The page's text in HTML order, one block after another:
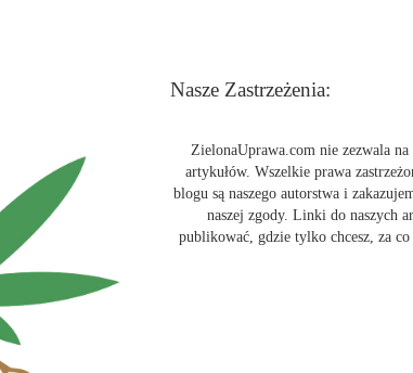
Nasze Zastrzeżenia:
ZielonaUprawa.com nie zezwala
artykułów. Wszelkie prawa
blogu są naszego autorstwa i
naszej zgody. Linki do naszych
publikować, gdzie tylko chcesz, za